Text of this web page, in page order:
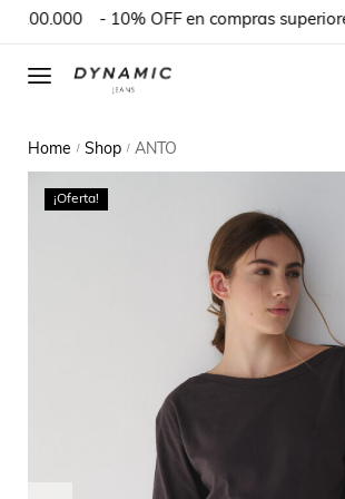
- 10% OFF en compras
Home / Shop / ANTO
¡Oferta!